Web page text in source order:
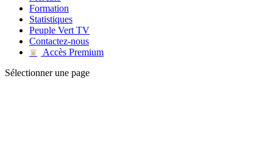
Formation
Statistiques
Peuple Vert TV
Contactez-nous
♛
Accès Premium
Sélectionner une page